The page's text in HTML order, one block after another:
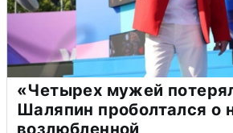
«Четырех мужей
Шаляпин проболтался о
возлюбленной